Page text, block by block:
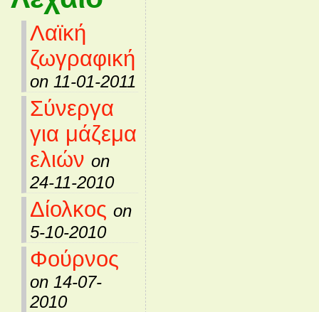
Λαϊκή
ζωγραφική
on 11-01-2011
Σύνεργα
για μάζεμα
ελιών on
24-11-2010
Δίολκος on
5-10-2010
Φούρνος
on 14-07-
2010